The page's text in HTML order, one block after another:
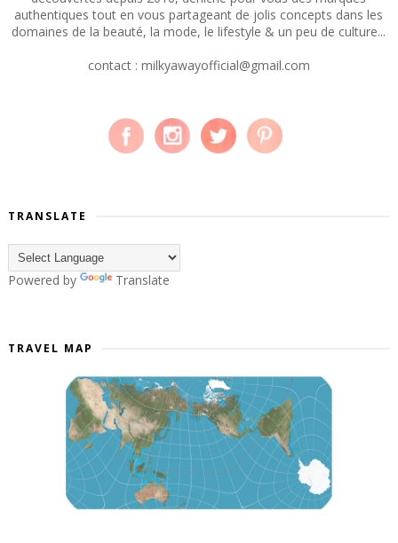
authentiques tout en vous partageant de jolis concepts dans les
domaines de la beauté, la mode, le lifestyle & un peu de culture...
contact : milkyawayofficial@gmail.com
TRANSLATE
Powered by Translate
TRAVEL MAP